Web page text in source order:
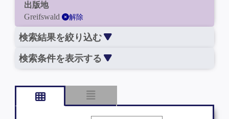
出版地
Greifswald
解除
検索結果を絞り込む
検索条件を表示する